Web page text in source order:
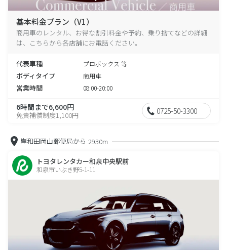
基本料金プラン（V1）
商用車のレンタル、お得な割引料金や予約、乗り捨てなどの詳細
は、こちらから各店舗にお電話ください。
代表車種 プロボックス 等
ボディタイプ 商用車
営業時間 08:00-20:00
6時間まで6,600円
免責補償制度1,100円 0725-50-3300
岸和田岡山郵便局から 2930m
トヨタレンタカー和泉中央駅前
和泉市いぶき野5-1-11